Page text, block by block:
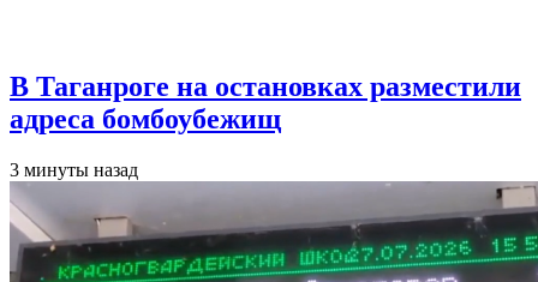
В Таганроге на остановках разместили
адреса бомбоубежищ
3 минуты назад